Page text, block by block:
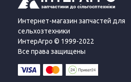
Интернет-магазин запчастей для
сельхозтехники
ИнтерАгро © 1999-2022
Все права защищены